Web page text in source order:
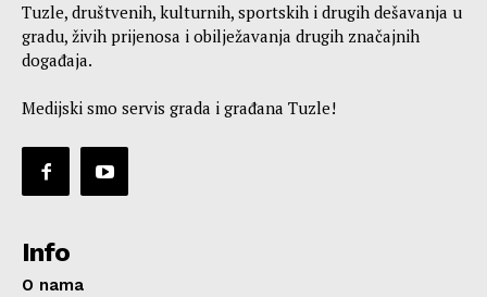
Tuzle, društvenih, kulturnih, sportskih i drugih dešavanja u
gradu, živih prijenosa i obilježavanja drugih značajnih
događaja.
Medijski smo servis grada i građana Tuzle!
Info
O nama